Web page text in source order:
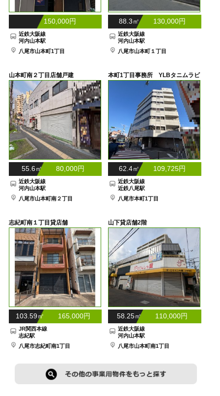
150,000円
近鉄大阪線
河内山本駅
八尾市山本町1丁目
88.3㎡ 130,000円
近鉄大阪線
河内山本駅
八尾市山本町１丁目
山本町南２丁目店舗戸建
55.6㎡ 80,000円
近鉄大阪線
河内山本駅
八尾市山本町南２丁目
本町1丁目事務所 YLBタニムラビ
62.4㎡ 109,725円
近鉄大阪線
近鉄八尾駅
八尾市本町1丁目
志紀町南１丁目貸店舗
103.59㎡ 165,000円
JR関西本線
志紀駅
八尾市志紀町南1丁目
山下貸店舗2階
58.25㎡ 110,000円
近鉄大阪線
河内山本駅
八尾市山本町南1丁目